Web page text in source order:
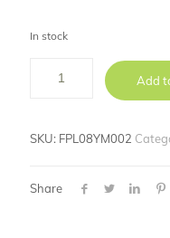
In stock
Add
SKU: FPL08YM002
Share